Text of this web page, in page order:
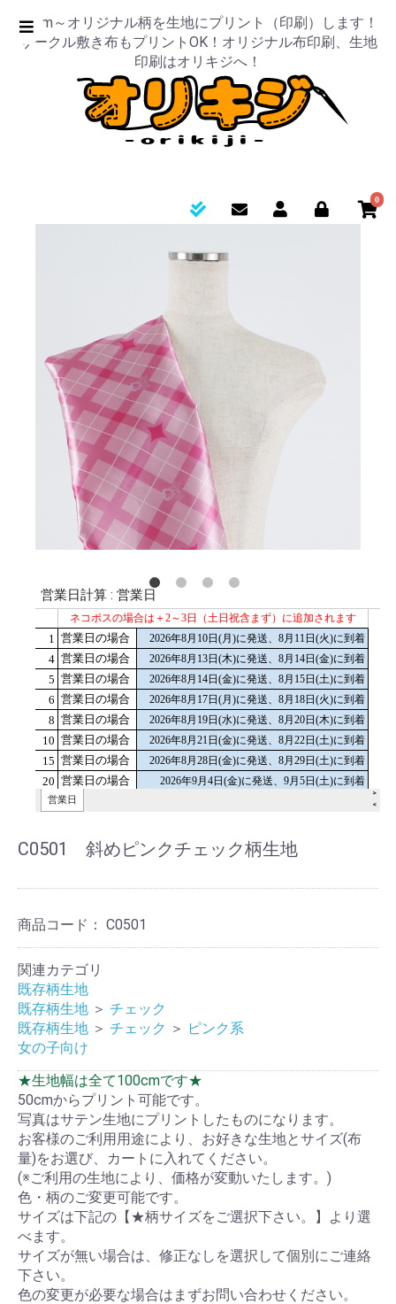
50cm～オリジナル柄を生地にプリント（印刷）します！
サークル敷き布もプリントOK！オリジナル布印刷、生地
印刷はオリキジへ！
0
C0501 斜めピンクチェック柄生地
商品コード： C0501
関連カテゴリ
既存柄生地
既存柄生地 ＞ チェック
既存柄生地 ＞ チェック ＞ ピンク系
女の子向け
★生地幅は全て100cmです★
50cmからプリント可能です。
写真はサテン生地にプリントしたものになります。
お客様のご利用用途により、お好きな生地とサイズ(布
量)をお選び、カートに入れてください。
(※ご利用の生地により、価格が変動いたします。)
色・柄のご変更可能です。
サイズは下記の【★柄サイズをご選択下さい。】より選
べます。
サイズが無い場合は、修正なしを選択して個別にご連絡
下さい。
色の変更が必要な場合はまずお問い合わせください。